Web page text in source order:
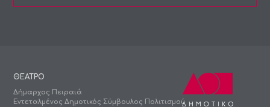
ΘΕΑΤΡΟ
Δήμαρχος Πειραιά
Εντεταλμένος Δημοτικός Σύμβουλος Πολιτισμού